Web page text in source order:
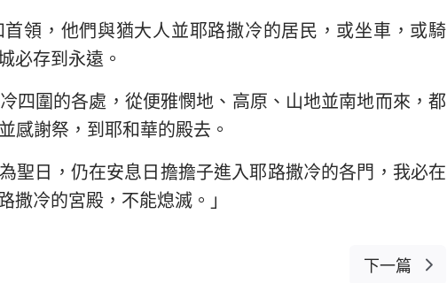
領，他們與猶大人並耶路撒冷的居民，或坐車，或騎
必存到永遠。
四圍的各處，從便雅憫地、高原、山地並南地而來，都
感謝祭，到耶和華的殿去。
聖日，仍在安息日擔擔子進入耶路撒冷的各門，我必在
撒冷的宮殿，不能熄滅。」
下一篇